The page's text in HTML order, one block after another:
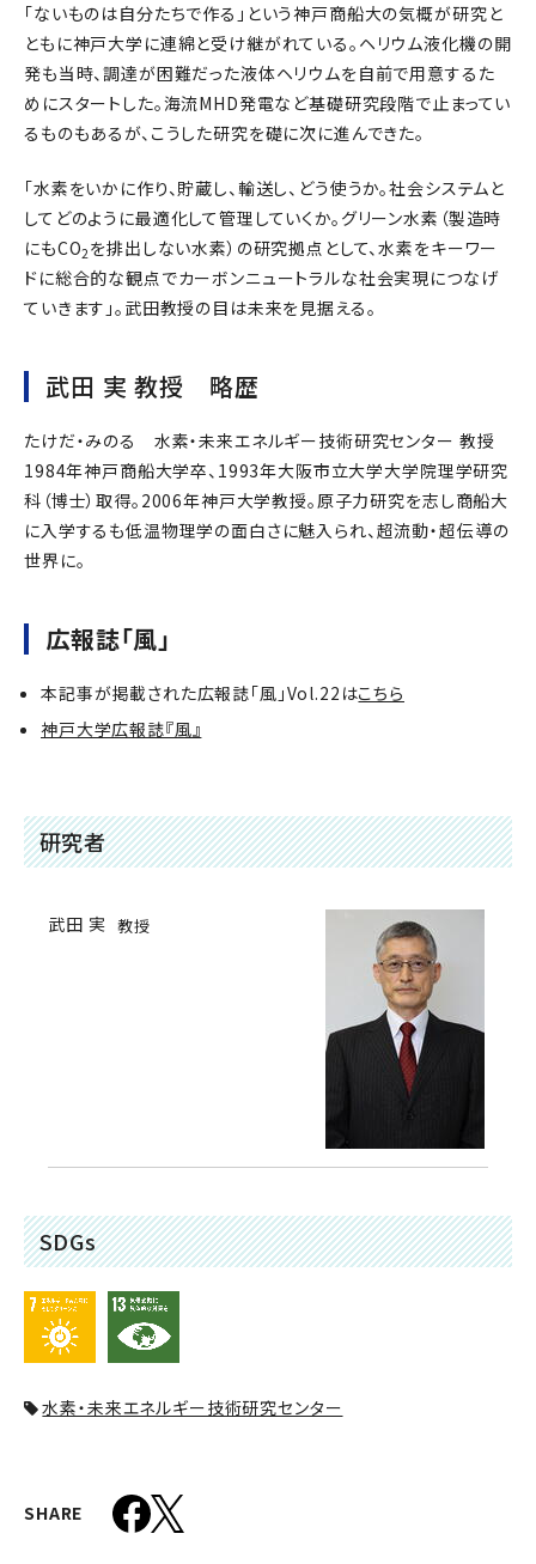
「ないものは自分たちで作る」という神戸商船大の気概が研究と
ともに神戸大学に連綿と受け継がれている。ヘリウム液化機の開
発も当時、調達が困難だった液体ヘリウムを自前で用意するた
めにスタートした。海流MHD発電など基礎研究段階で止まってい
るものもあるが、こうした研究を礎に次に進んできた。
「水素をいかに作り、貯蔵し、輸送し、どう使うか。社会システムと
してどのように最適化して管理していくか。グリーン水素（製造時
にもCO2 を排出しない水素）の研究拠点として、水素をキーワー
ドに総合的な観点でカーボンニュートラルな社会実現につなげ
ていきます」。武田教授の目は未来を見据える。
武田 実 教授 略歴
たけだ・みのる 水素・未来エネルギー技術研究センター 教授
1984年神戸商船大学卒、1993年大阪市立大学大学院理学研究
科（博士）取得。2006年神戸大学教授。原子力研究を志し商船大
に入学するも低温物理学の面白さに魅入られ、超流動・超伝導の
世界に。
広報誌「風」
本記事が掲載された広報誌「風」Vol.22はこちら
神戸大学広報誌『風』
研究者
武田 実 教授
SDGs
水素・未来エネルギー技術研究センター
SHARE